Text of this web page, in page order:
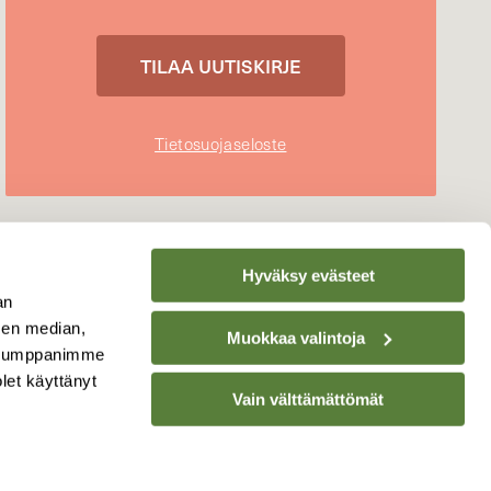
median,
käyttänyt
Hyväksy evästeet
Muokkaa valintoja
Vain välttämättömät
Tietosuojaseloste